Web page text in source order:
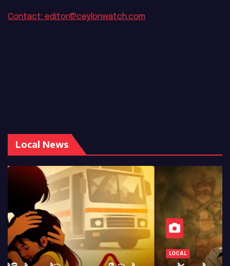
Contact: editor@ceylonwatch.com
Local News
LOCAL